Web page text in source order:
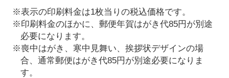
※表示の印刷料金は1枚当りの税込価格です。
※印刷料金のほかに、郵便年賀はがき代85円が別途
必要になります。
※喪中はがき、寒中見舞い、挨拶状デザインの場
合、通常郵便はがき代85円が別途必要になりま
す。